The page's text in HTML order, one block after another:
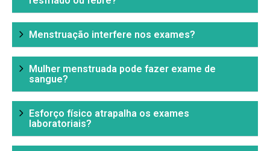
Menstruação interfere nos exames?
Mulher menstruada pode fazer exame de
sangue?
Esforço físico atrapalha os exames
laboratoriais?